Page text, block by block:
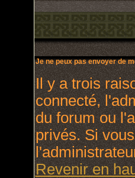
Je ne peux pas envoyer de
Il y a trois
connecté,
du forum ou
privés. Si
Revenir en